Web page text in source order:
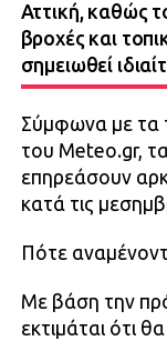
Αττική, καθώς
βροχές και
σημειωθεί
Σύμφωνα με τα
του Meteo.gr,
επηρεάσουν
κατά τις
Πότε
Με βάση την
εκτιμάται ότι